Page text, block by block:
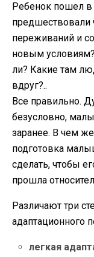
Ребенок пошел
предшествовали
переживаний и
новым
ли? Какие там
вдруг?..
Все правильно.
безусловно,
заранее. В чем
подготовка
сделать, чтобы
прошла
Различают три
адаптационного
легкая